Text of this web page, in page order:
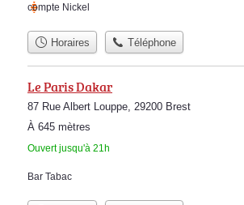
compte Nickel
Horaires Téléphone
Le Paris Dakar
87 Rue Albert Louppe, 29200 Brest
À 645 mètres
Ouvert jusqu'à 21h
Bar Tabac